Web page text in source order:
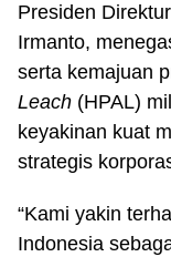
Presiden
Irmanto,
serta kemajuan
Leach (HPAL)
keyakinan kuat
strategis
“Kami yakin
Indonesia